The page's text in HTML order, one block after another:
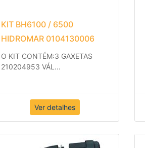
KIT BH6100 / 6500
HIDROMAR 0104130006
210204953 VÁL...
Ver detalhes